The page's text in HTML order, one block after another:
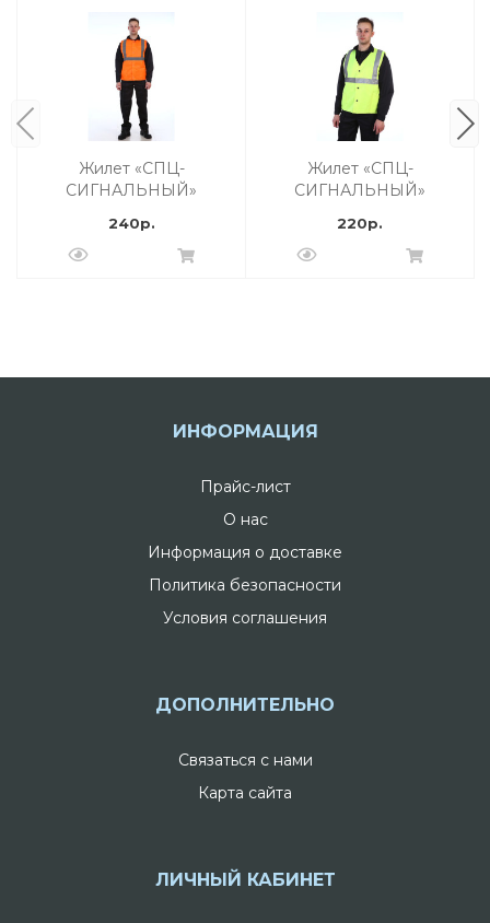
Жилет «СПЦ-
СИГНАЛЬНЫЙ»
240р.
Жилет «СПЦ-
СИГНАЛЬНЫЙ»
220р.
ИНФОРМАЦИЯ
Прайс-лист
О нас
Информация о доставке
Политика безопасности
Условия соглашения
ДОПОЛНИТЕЛЬНО
Связаться с нами
Карта сайта
ЛИЧНЫЙ КАБИНЕТ